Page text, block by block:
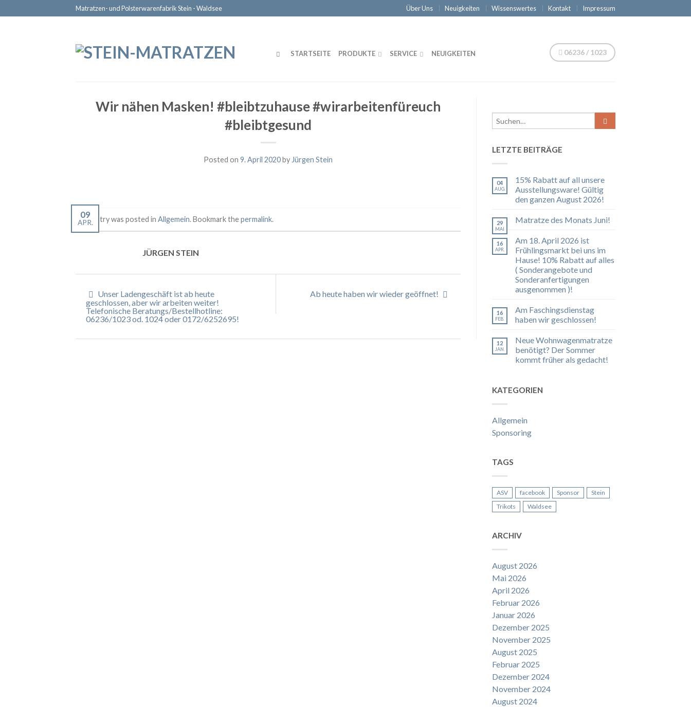
Matratzen- und Polsterwarenfabrik Stein - Waldsee Über Uns Neuigkeiten Wissenswertes Kontakt Impressum
STARTSEITE PRODUKTE SERVICE NEUIGKEITEN 06236 / 1023
Wir nähen Masken! #bleibtzuhause #wirarbeitenfüreuch
#bleibtgesund
Posted on 9. April 2020by Jürgen Stein
09
APR.
This entry was posted in Allgemein. Bookmark thepermalink.
JÜRGEN STEIN
Unser Ladengeschäft ist ab heute
geschlossen, aber wir arbeiten weiter!
Telefonische Beratungs/Bestellhotline:
06236/1023 od. 1024 oder 0172/6252695!
Ab heute haben wir wieder geöffnet!
LETZTE BEITRÄGE
04
AUG.
15% Rabatt auf all unsere
Ausstellungsware! Gültig
den ganzen August 2026!
29
MAI
Matratze des Monats Juni!
16
APR.
Am 18. April 2026 ist
Frühlingsmarkt bei uns im
Hause! 10% Rabatt auf alles
( Sonderangebote und
Sonderanfertigungen
ausgenommen )!
16
FEB.
Am Faschingsdienstag
haben wir geschlossen!
12
JAN.
Neue Wohnwagenmatratze
benötigt? Der Sommer
kommt früher als gedacht!
KATEGORIEN
Allgemein
Sponsoring
TAGS
ASV facebook Sponsor
Stein
Trikots
Waldsee
ARCHIV
August 2026
Mai 2026
April 2026
Februar 2026
Januar 2026
Dezember 2025
November 2025
August 2025
Februar 2025
Dezember 2024
November 2024
August 2024